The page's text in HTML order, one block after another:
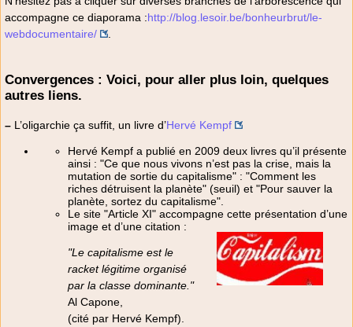
accompagne ce diaporama :http://blog.lesoir.be/bonheurbrut/le-
webdocumentaire/
Convergences : Voici, pour aller plus loin, quelques
autres liens.
– L’oligarchie ça suffit, un livre d’Hervé Kempf
Hervé Kempf a publié en 2009 deux livres qu’il présente
ainsi : "Ce que nous vivons n’est pas la crise, mais la
mutation de sortie du capitalisme" : "Comment les
riches détruisent la planète" (seuil) et "Pour sauver la
planète, sortez du capitalisme".
Le site "Article XI" accompagne cette présentation d’une
image et d’une citation :
"Le capitalisme est le
racket légitime organisé
par la classe dominante."
Al Capone,
(cité par Hervé Kempf).